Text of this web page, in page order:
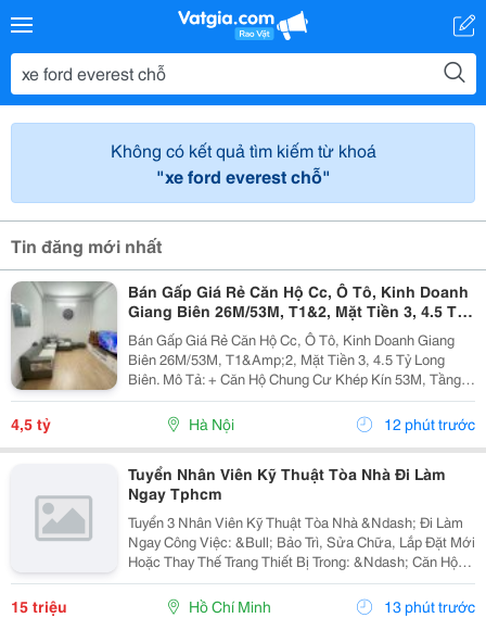
Không có kết quả tìm kiếm từ khoá
"xe ford everest chỗ"
Tin đăng mới nhất
Bán Gấp Giá Rẻ Căn Hộ Cc, Ô Tô, Kinh Doanh
Giang Biên 26M/53M, T1&2, Mặt Tiền 3, 4.5 Tỷ
Long Biên.
Bán Gấp Giá Rẻ Căn Hộ Cc, Ô Tô, Kinh Doanh Giang
Biên 26M/53M, T1&Amp;2, Mặt Tiền 3, 4.5 Tỷ Long
Biên. Mô Tả: + Căn Hộ Chung Cư Khép Kín 53M, Tầng 1
Và 2 Đế Căn Hộ Chung Cư, Đất Sổ Đỏ Lâu Dài. + Kinh
Doanh Bất Chấp Các Loại Hình, Quỹ Đất Rộng...
4,5 tỷ Hà Nội 12 phút trước
Tuyển Nhân Viên Kỹ Thuật Tòa Nhà Đi Làm
Ngay Tphcm
Tuyển 3 Nhân Viên Kỹ Thuật Tòa Nhà &Ndash; Đi Làm
Ngay Công Việc: &Bull; Bảo Trì, Sửa Chữa, Lắp Đặt Mới
Hoặc Thay Thế Trang Thiết Bị Trong: &Ndash; Căn Hộ
Dịch Vụ &Ndash; Nhà Trọ, Chung Cư Mini &Bull; Kiểm
Tra Và Xử Lý Sự Cố Phát Sinh...
15 triệu Hồ Chí Minh 13 phút trước